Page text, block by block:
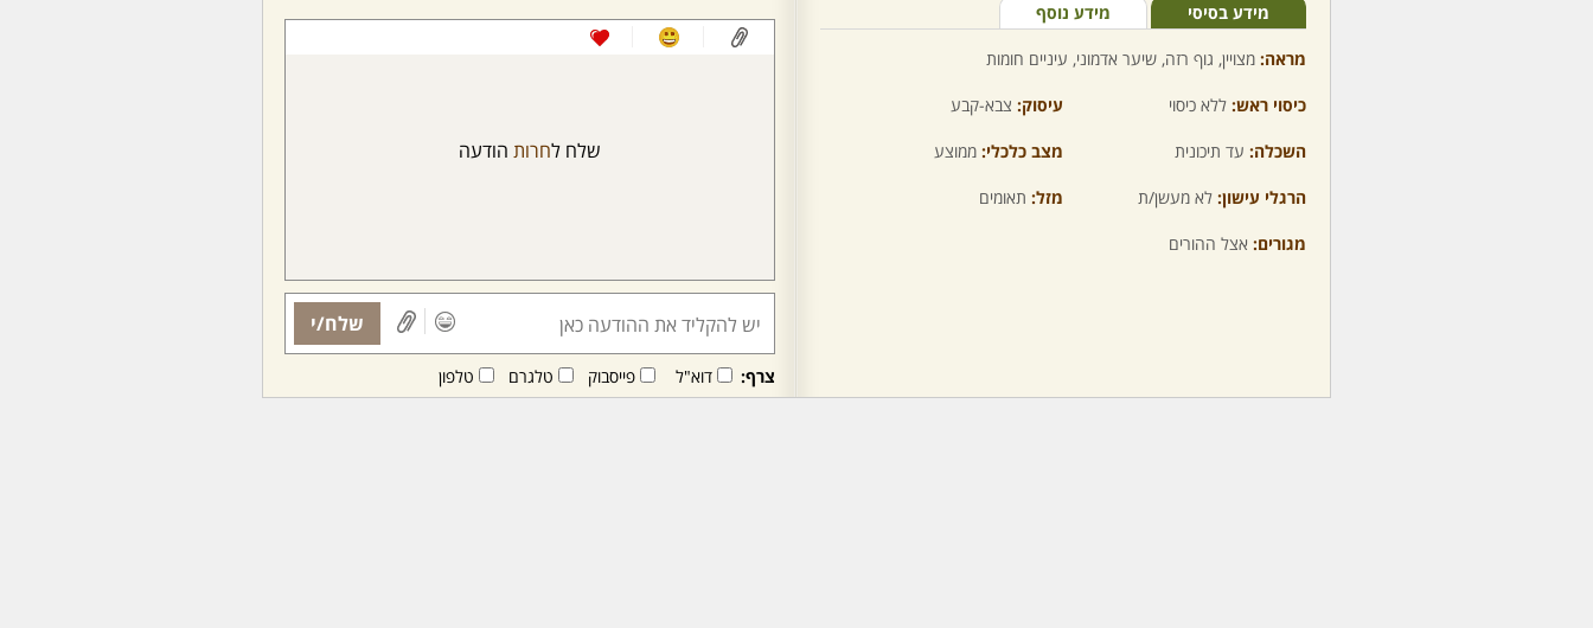
מידע בסיסי מידע נוסף
מראה: מצויין, גוף רזה, שיער אדמוני, עיניים חומות
כיסוי ראש: ללא כיסוי עיסוק: צבא-קבע
השכלה: עד תיכונית מצב כלכלי: ממוצע
הרגלי עישון: לא מעשן/ת מזל: תאומים
מגורים: אצל ההורים
שלח לחרות הודעה
שלח/י
צרף: דוא"ל פייסבוק טלגרם טלפון